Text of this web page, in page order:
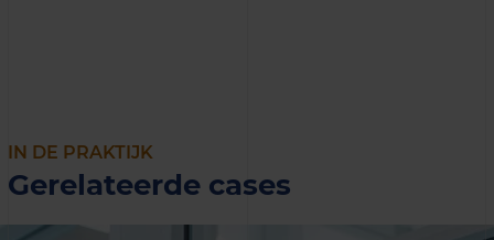
IN DE PRAKTIJK
Gerelateerde cases